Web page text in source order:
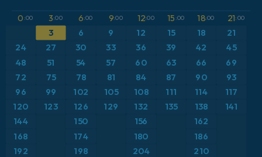
ICON ドイツ 2 km
イギリス
イタリア
オーストリア
ギリシャ
気温異常（2m）
気温異常（850hPa）
気温（2m）
0 :00 3:00 6:00 9:00 12:00 15 :00 18:00 21:00
3 6 9 12 15 18
21
24
27 30 33 36 39 42 45
48 51 54 57 60 63 66
69
72
75 78 81 84 87 90 93
96 99 102 105 108 111 114 117
120 123 126 129 132 135 138 141
144 150 156
162
168
174 180
186
192
198 204
210